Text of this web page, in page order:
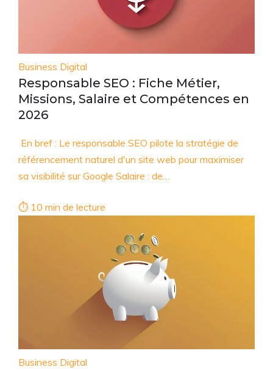
Business Digital
Responsable SEO : Fiche Métier,
Missions, Salaire et Compétences en
2026
En bref : Le responsable SEO pilote la stratégie de
référencement naturel d'un site web pour maximiser
sa visibilité sur Google Salaire : de…
⏱ 10 min de lecture
Business Digital